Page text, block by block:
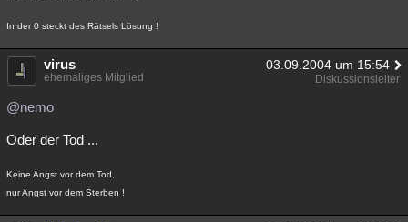
In der 0 steckt des Rätsels Lösung !
virus 03.09.2004 um 15:54
ehemaliges Mitglied Diskussionsleiter
@nemo
Oder der Tod ...
Keine Angst vor dem Tod,
nur Angst vor dem Sterben !